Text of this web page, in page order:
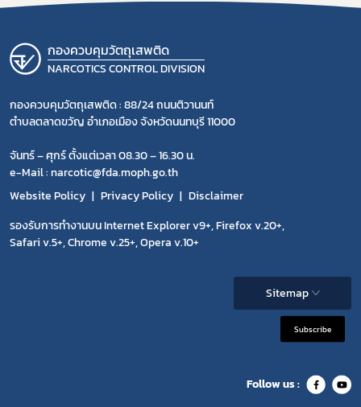
กองควบคุมวัตถุเสพติด
NARCOTICS CONTROL DIVISION
กองควบคุมวัตถุเสพติด : 88/24 ถนนติวานนท์
ตำบลตลาดขวัญ อำเภอเมือง จังหวัดนนทบุรี 11000
จันทร์ – ศุกร์ ตั้งแต่เวลา 08.30 – 16.30 น.
e-Mail : narcotic@fda.moph.go.th
Website Policy
Privacy Policy
Disclaimer
รองรับการทำงานบน Internet Explorer v9+, Firefox v.20+,
Safari v.5+, Chrome v.25+, Opera v.10+
Sitemap
Subscribe
Follow us :